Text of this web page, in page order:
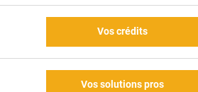
Vos crédits
Vos solutions pros